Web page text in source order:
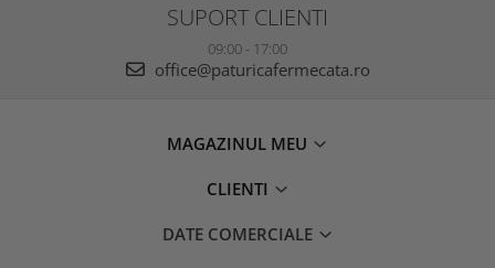
SUPORT CLIENTI
09:00 - 17:00
office@paturicafermecata.ro
MAGAZINUL MEU
CLIENTI
DATE COMERCIALE